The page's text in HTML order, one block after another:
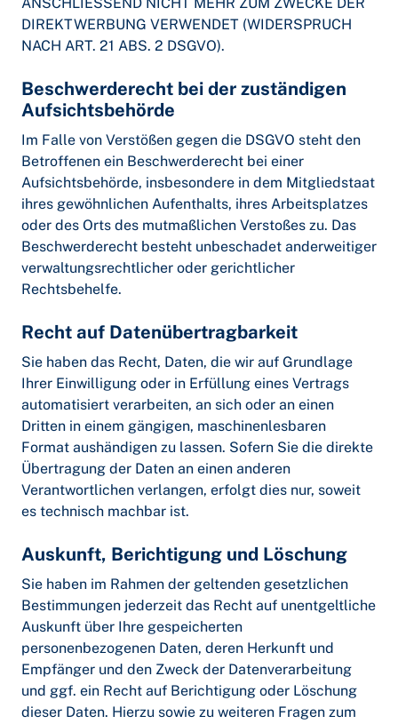
DIREKTWERBUNG VERWENDET (WIDERSPRUCH
NACH ART. 21 ABS. 2 DSGVO).
Beschwerde­recht bei der zuständigen
Aufsichts­behörde
Im Falle von Verstößen gegen die DSGVO steht den
Betroffenen ein Beschwerderecht bei einer
Aufsichtsbehörde, insbesondere in dem Mitgliedstaat
ihres gewöhnlichen Aufenthalts, ihres Arbeitsplatzes
oder des Orts des mutmaßlichen Verstoßes zu. Das
Beschwerderecht besteht unbeschadet anderweitiger
verwaltungsrechtlicher oder gerichtlicher
Rechtsbehelfe.
Recht auf Daten­übertrag­barkeit
Sie haben das Recht, Daten, die wir auf Grundlage
Ihrer Einwilligung oder in Erfüllung eines Vertrags
automatisiert verarbeiten, an sich oder an einen
Dritten in einem gängigen, maschinenlesbaren
Format aushändigen zu lassen. Sofern Sie die direkte
Übertragung der Daten an einen anderen
Verantwortlichen verlangen, erfolgt dies nur, soweit
es technisch machbar ist.
Auskunft, Berichtigung und Löschung
Sie haben im Rahmen der geltenden gesetzlichen
Bestimmungen jederzeit das Recht auf unentgeltliche
Auskunft über Ihre gespeicherten
personenbezogenen Daten, deren Herkunft und
Empfänger und den Zweck der Datenverarbeitung
und ggf. ein Recht auf Berichtigung oder Löschung
dieser Daten. Hierzu sowie zu weiteren Fragen zum